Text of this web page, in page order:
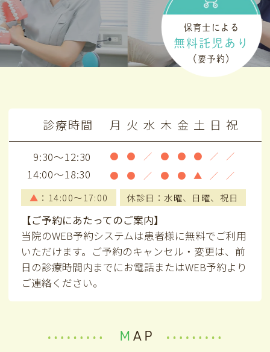
診療時間 月 火 水 木 金 土 日 祝
9:30～12:30 ● ● ／ ● ● ● ／ ／
14:00～18:30 ● ● ／ ● ● ▲ ／
／
▲ ：14:00～17:00 休診日：水曜、日曜、祝日
【ご予約にあたってのご案内】
当院のWEB予約システムは患者様に無料でご利用
いただけます。ご予約のキャンセル・変更は、前
日の診療時間内までにお電話またはWEB予約より
ご連絡ください。
保育士による
無料託児あり
（要予約）
MAP